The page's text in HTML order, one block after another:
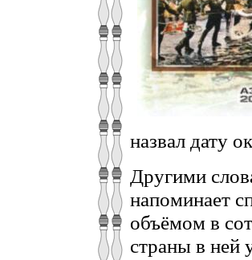
назвал дату
Другими
напоминает
объёмом в
страны в ней